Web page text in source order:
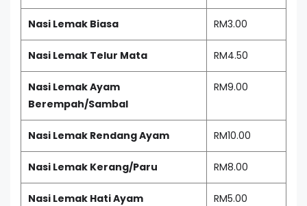
Nasi Lemak Biasa RM3.00
Nasi Lemak Telur Mata RM4.50
Nasi Lemak Ayam
Berempah/Sambal
RM9.00
Nasi Lemak Rendang Ayam RM10.00
Nasi Lemak Kerang/Paru RM8.00
Nasi Lemak Hati Ayam RM5.00